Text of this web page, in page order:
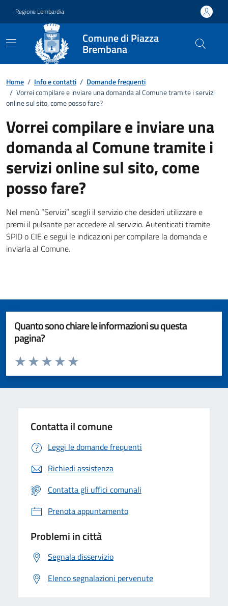
Regione Lombardia
Comune di Piazza
Brembana
Dettagli FAQ
Home / Info e contatti / Domande frequenti
/ Vorrei compilare e inviare una domanda al Comune tramite i servizi
online sul sito, come posso fare?
Vorrei compilare e inviare una
domanda al Comune tramite i
servizi online sul sito, come
posso fare?
Nel menù “Servizi” scegli il servizio che desideri utilizzare e
premi il pulsante per accedere al servizio. Autenticati tramite
SPID o CIE e segui le indicazioni per compilare la domanda e
inviarla al Comune.
Quanto sono chiare le informazioni su questa
pagina?
Valuta da 1 a 5 stelle la pagina
Valuta 5 stelle su 5
Valuta 4 stelle su 5
Valuta 3 stelle su 5
Valuta 2 stelle su 5
Valuta 1 stelle su 5
Contatta il comune
Leggi le domande frequenti
Richiedi assistenza
Contatta gli uffici comunali
Prenota appuntamento
Problemi in città
Segnala disservizio
Elenco segnalazioni pervenute